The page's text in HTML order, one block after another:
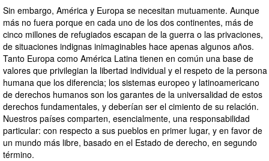
Sin embargo, América y Europa se necesitan mutuamente. Aunque
más no fuera porque en cada uno de los dos continentes, más de
cinco millones de refugiados escapan de la guerra o las privaciones,
de situaciones indignas inimaginables hace apenas algunos años.
Tanto Europa como América Latina tienen en común una base de
valores que privilegian la libertad individual y el respeto de la persona
humana que los diferencia; los sistemas europeo y latinoamericano
de derechos humanos son los garantes de la universalidad de estos
derechos fundamentales, y deberían ser el cimiento de su relación.
Nuestros países comparten, esencialmente, una responsabilidad
particular: con respecto a sus pueblos en primer lugar, y en favor de
un mundo más libre, basado en el Estado de derecho, en segundo
término.